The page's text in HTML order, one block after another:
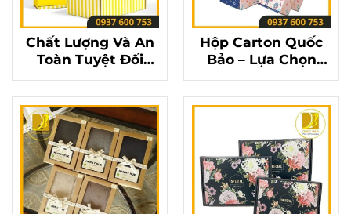
Chất Lượng Và An
Toàn Tuyệt Đối
Cùng Hộp Carton
Đựng Quà Quốc
Bảo
Hộp Carton Quốc
Bảo – Lựa Chọn
Hoàn Hảo Cho Mọi
Dịp Đặc Biệt